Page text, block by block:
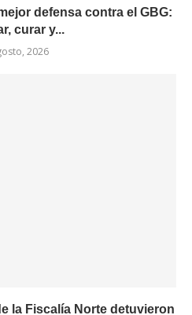
defensa contra el GBG:
curar y...
2026
la Fiscalía Norte detuvieron